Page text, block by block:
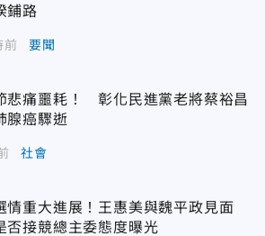
鋪路
前 要聞
悲痛噩耗！ 彰化民進黨老將蔡裕昌
腺癌驟逝
社會
情重大進展！王惠美與魏平政見面
接競總主委態度曝光